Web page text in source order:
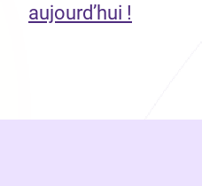
aujourd’hui !